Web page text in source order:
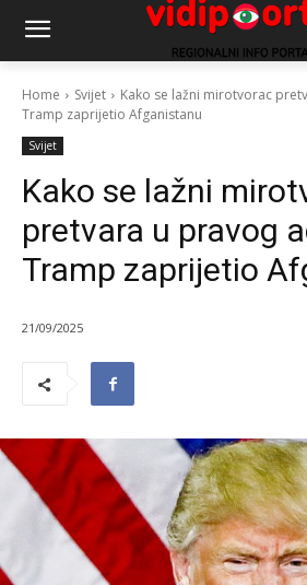
Home Svijet
Kako se lažni mirotvorac
Tramp zaprijetio Afganistanu
Svijet
Kako se lažni
pretvara u pravog
Tramp zaprijetio
21/09/2025